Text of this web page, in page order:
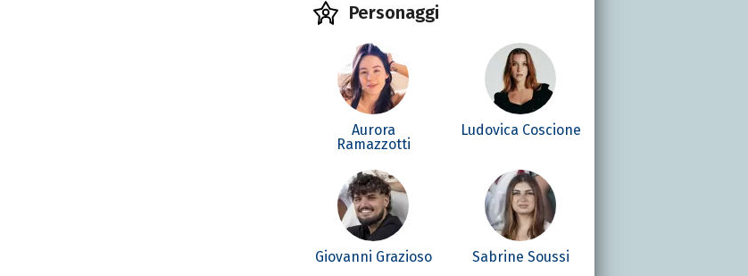
Personaggi
Aurora
Ramazzotti
Ludovica Coscione
Giovanni Grazioso Sabrine Soussi